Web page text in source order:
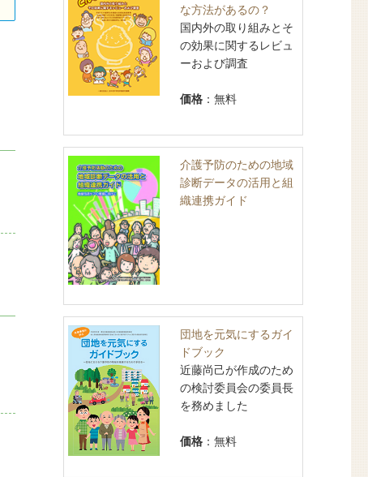
な方法があるの？
国内外の取り組みとそ
の効果に関するレビュ
ーおよび調査
価格：無料
介護予防のための地域
診断データの活用と組
織連携ガイド
団地を元気にするガイ
ドブック
近藤尚己が作成のため
の検討委員会の委員長
を務めました
価格：無料